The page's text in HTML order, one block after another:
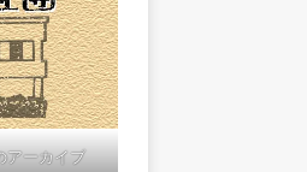
アーカイブ